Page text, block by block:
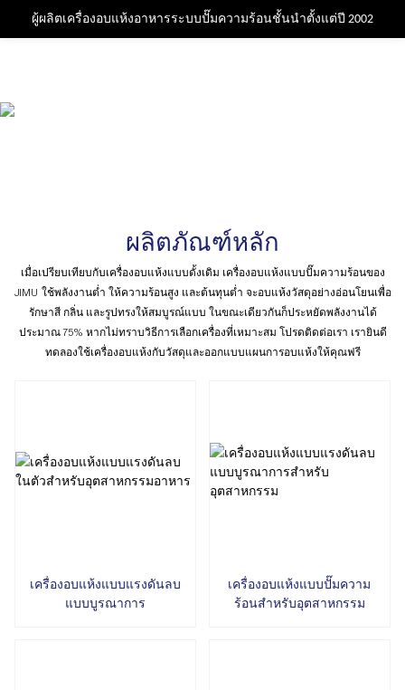
ผู้ผลิตเครื่องอบแห้งอาหารระบบปั๊มความร้อนชั้นนำตั้งแต่ปี 2002
ผลิตภัณฑ์หลัก
เมื่อเปรียบเทียบกับเครื่องอบแห้งแบบดั้งเดิม เครื่องอบแห้งแบบปั๊มความร้อนของ
JIMU ใช้พลังงานต่ำ ให้ความร้อนสูง และต้นทุนต่ำ จะอบแห้งวัสดุอย่างอ่อนโยนเพื่อ
รักษาสี กลิ่น และรูปทรงให้สมบูรณ์แบบ ในขณะเดียวกันก็ประหยัดพลังงานได้
ประมาณ 75% หากไม่ทราบวิธีการเลือกเครื่องที่เหมาะสม โปรดติดต่อเรา เรายินดี
ทดลองใช้เครื่องอบแห้งกับวัสดุและออกแบบแผนการอบแห้งให้คุณฟรี
เครื่องอบแห้งแบบแรงดันลบ
แบบบูรณาการ
เครื่องอบแห้งแบบปั๊มความ
ร้อนสำหรับอุตสาหกรรม